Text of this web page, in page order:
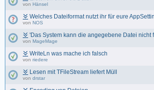
von Hänsel
Welches Dateiformat nutzt ihr für eure
von NOS
'Das System kann die angegebene Datei nicht
von MageMage
WriteLn was mache ich falsch
von riedere
Lesen mit TFileStream liefert Müll
von drstar